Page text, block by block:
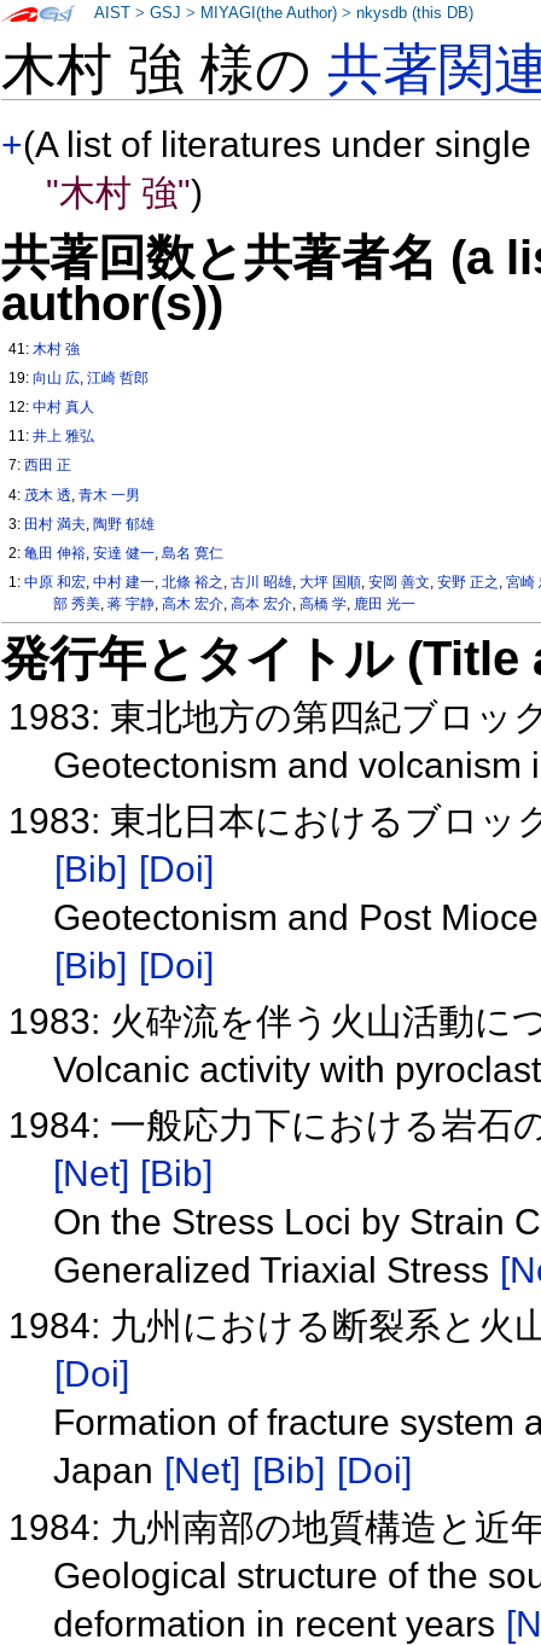
木村 強 様の共著関
+(A list of literatures under
"木村 強")
共著回数と共著者名 (a
author(s))
41:木村 強
19:向山 広,江崎 哲郎
12:中村 真人
11:井上 雅弘
7:西田 正
4: 茂木 透 ,青木 一男
3: 田村 満夫 ,陶野 郁雄
2:亀田 伸裕 ,安達 健一 ,島名 寛仁
1:中原 和宏 ,中村 建一 ,北條 裕之 ,古川 昭雄 ,大坪 国順 ,安岡 善文 ,安野 正之 ,宮崎
部 秀美, 蒋 宇静, 高木 宏介, 高本 宏介, 高橋 学, 鹿田 光一
発行年とタイトル
1983: 東北地方の第四紀ブロッ
Geotectonism and
1983: 東北日本におけるブロッ
[Bib] [Doi]
Geotectonism and Post
[Bib] [Doi]
1983: 火砕流を伴う火山活動に
Volcanic activity with
1984: 一般応力下における岩石
[Net] [Bib]
On the Stress Loci by Strain
Generalized Triaxial Stress
1984: 九州における断裂系と
[Doi]
Formation of fracture system
Japan [Net] [Bib] [Doi]
1984: 九州南部の地質構造と近
Geological structure of the
deformation in recent years
AIST >GSJ > MIYAGI(the Author) >nkysdb (this DB)